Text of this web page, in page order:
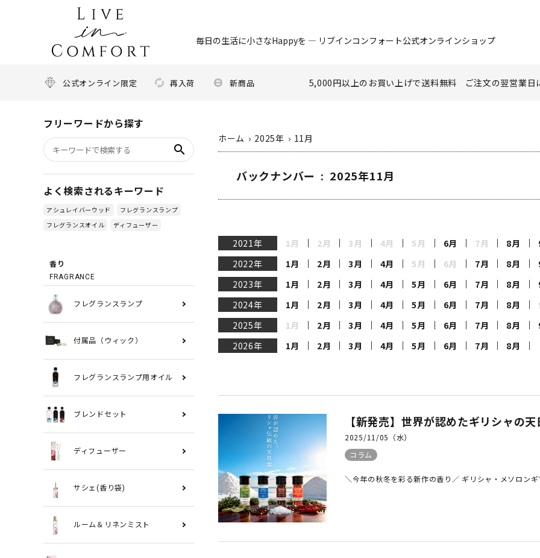
毎日の生活に小さなHappyを ― リブインコンフォート公式オンラインショップ
公式オンライン限定 再入荷 新商品 5,000円以上のお買い上げで送料無料 ご注文の翌営業日
ホーム 2025年 11月
バックナンバー : 2025年11月
2021年 1月 2月 3月 4月 5月 6月 7月 8月
2022年
1月 2月 3月 4月 5月 6月 7月 8月
2023年
1月 2月 3月 4月 5月 6月 7月 8月
2024年
1月 2月 3月 4月 5月 6月 7月 8月
2025年
1月 2月 3月 4月 5月 6月 7月 8月
2026年
1月 2月 3月 4月 5月 6月 7月 8月
【新発売】世界が認めたギリシャの
2025/11/05（水）
コラム
＼今年の秋冬を彩る新作の香り／ ギリシャ・メソロン
フリーワードから探す
search
よく検索されるキーワード
アシュレイバーウッド
フレグランスランプ
フレグランスオイル
ディフューザー
香り
FRAGRANCE
フレグランスランプ
付属品（ウィック）
フレグランスランプ用オイル
ブレンドセット
ディフューザー
サシェ(香り袋)
ルーム＆リネンミスト